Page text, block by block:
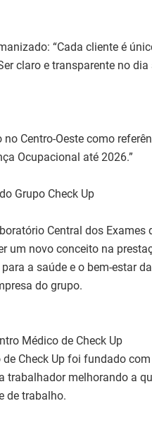
“Cada cliente é
claro e transparente no
no Centro-Oeste como
Ocupacional até 2026.”
Grupo Check Up
Central dos Exames
um novo conceito na
a saúde e o bem-estar
do grupo.
Médico de Check Up
de Check Up foi fundado
trabalhador melhorando a
de trabalho.